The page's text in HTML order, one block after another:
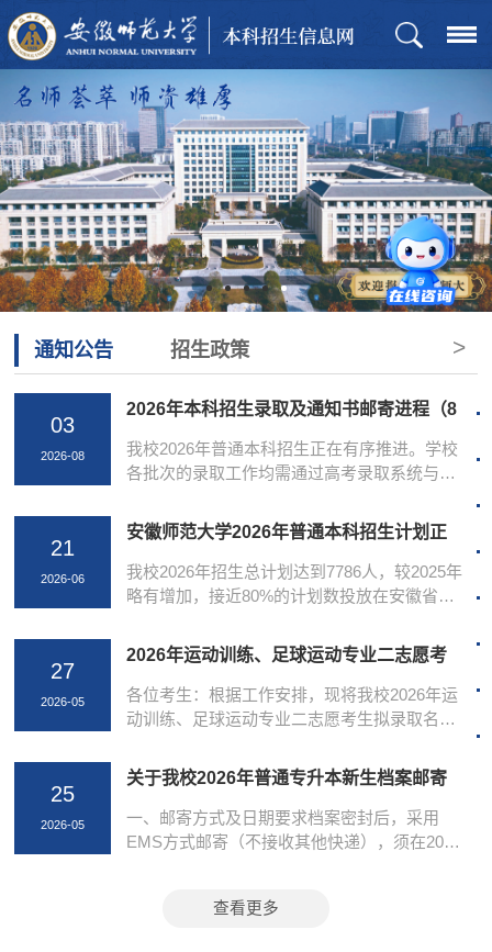
通知公告 招生政策
03
2026-08
2026年本科招生录取及通知书邮寄进程（8
月3日更新）
我校2026年普通本科招生正在有序推进。学校
各批次的录取工作均需通过高考录取系统与各
依次完成投档、阅档、拟录取、录取审核等全
流程操作。表中所列投档时间为各省发布的计
划时段，各省实际投档及录取时间以当地教育
招生考试院官方安排为准。本表将根据录取进
直辖市）教育招生考试院官方平台，第一时间
查询个人录取结果。安徽师范大学2026普通本
科各省各批次招生录取日程安排省（...
21
2026-06
安徽师范大学2026年普通本科招生计划正
式发布
我校2026年招生总计划达到7786人，较2025年
略有增加，接近80%的计划数投放在安徽省
壮族自治区等23个省（自治区、直辖市）投放
招生计划。学校不断优化专业布局，聚焦优势
学科和新兴学科，2026年招生计划向新工科学
院和理工类专业倾斜，理工类专业招生计划数
生，其中集成电路设计与集成系统、能源化学
工程、合成生物学、人工智能教育和数字媒体
艺术5个新兴专业为首次招生；...
27
2026-05
2026年运动训练、足球运动专业二志愿考
生拟录取名单公示
各位考生：根据工作安排，现将我校2026年运
动训练、足球运动专业二志愿考生拟录取名单
2日。如对公示有异议，请向我校本科生院或
校纪委办公室反映。本科生院联系电话：0553-
5910161。校纪委办公室联系电话：0553-
5910017。二、二志愿拟录取名单三、二志愿
25
2026-05
关于我校2026年普通专升本新生档案邮寄
说明
一、邮寄方式及日期要求档案密封后，采用
EMS方式邮寄（不接收其他快递），须在2026
标签，并贴在档案袋封面左下角。二、邮寄信
>
查看更多